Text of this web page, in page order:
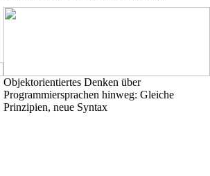
Objektorientiertes Denken über
Programmiersprachen hinweg: Gleiche
Prinzipien, neue Syntax